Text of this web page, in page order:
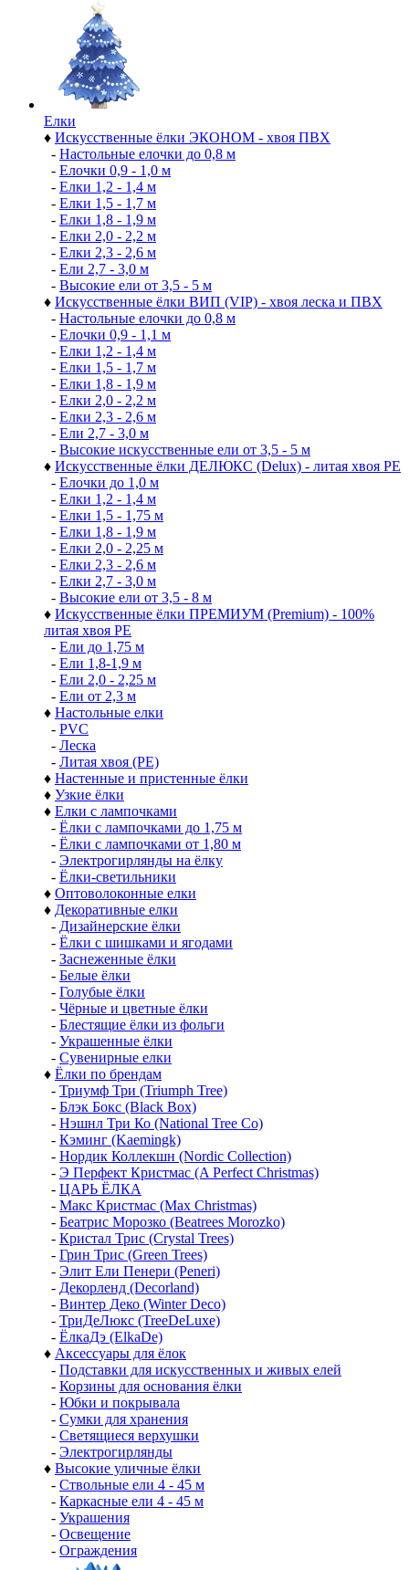
Елки
♦ Искусственные ёлки ЭКОНОМ - хвоя ПВХ
- Настольные елочки до 0,8 м
- Елочки 0,9 - 1,0 м
- Елки 1,2 - 1,4 м
- Елки 1,5 - 1,7 м
- Елки 1,8 - 1,9 м
- Елки 2,0 - 2,2 м
- Елки 2,3 - 2,6 м
- Ели 2,7 - 3,0 м
- Высокие ели от 3,5 - 5 м
♦ Искусственные ёлки ВИП (VIP) - хвоя леска и ПВХ
- Настольные елочки до 0,8 м
- Елочки 0,9 - 1,1 м
- Елки 1,2 - 1,4 м
- Елки 1,5 - 1,7 м
- Елки 1,8 - 1,9 м
- Елки 2,0 - 2,2 м
- Елки 2,3 - 2,6 м
- Ели 2,7 - 3,0 м
- Высокие искусственные ели от 3,5 - 5 м
♦ Искусственные ёлки ДЕЛЮКС (Delux) - литая хвоя РЕ
- Елочки до 1,0 м
- Елки 1,2 - 1,4 м
- Елки 1,5 - 1,75 м
- Елки 1,8 - 1,9 м
- Елки 2,0 - 2,25 м
- Елки 2,3 - 2,6 м
- Елки 2,7 - 3,0 м
- Высокие ели от 3,5 - 8 м
♦ Искусственные ёлки ПРЕМИУМ (Premium) - 100%
литая хвоя РЕ
- Ели до 1,75 м
- Ели 1,8-1,9 м
- Ели 2,0 - 2,25 м
- Ели от 2,3 м
♦ Настольные елки
- PVC
- Леска
- Литая хвоя (РЕ)
♦ Настенные и пристенные ёлки
♦ Узкие ёлки
♦ Елки с лампочками
- Ёлки с лампочками до 1,75 м
- Ёлки с лампочками от 1,80 м
- Электрогирлянды на ёлку
- Ёлки-светильники
♦ Оптоволоконные елки
♦ Декоративные елки
- Дизайнерские ёлки
- Ёлки с шишками и ягодами
- Заснеженные ёлки
- Белые ёлки
- Голубые ёлки
- Чёрные и цветные ёлки
- Блестящие ёлки из фольги
- Украшенные ёлки
- Сувенирные елки
♦ Ёлки по брендам
- Триумф Три (Triumph Tree)
- Блэк Бокс (Black Box)
- Нэшнл Три Ко (National Tree Co)
- Кэминг (Kaemingk)
- Нордик Коллекшн (Nordic Collection)
- Э Перфект Кристмас (A Perfect Christmas)
- ЦАРЬ ЁЛКА
- Макс Кристмас (Max Christmas)
- Беатрис Морозко (Beatrees Morozko)
- Кристал Трис (Crystal Trees)
- Грин Трис (Green Trees)
- Элит Ели Пенери (Peneri)
- Декорленд (Decorland)
- Винтер Деко (Winter Deco)
- ТриДеЛюкс (TreeDeLuxe)
- ЁлкаДэ (ElkaDe)
♦ Аксессуары для ёлок
- Подставки для искусственных и живых елей
- Корзины для основания ёлки
- Юбки и покрывала
- Сумки для хранения
- Светящиеся верхушки
- Электрогирлянды
♦ Высокие уличные ёлки
- Ствольные ели 4 - 45 м
- Каркасные ели 4 - 45 м
- Украшения
- Освещение
- Ограждения